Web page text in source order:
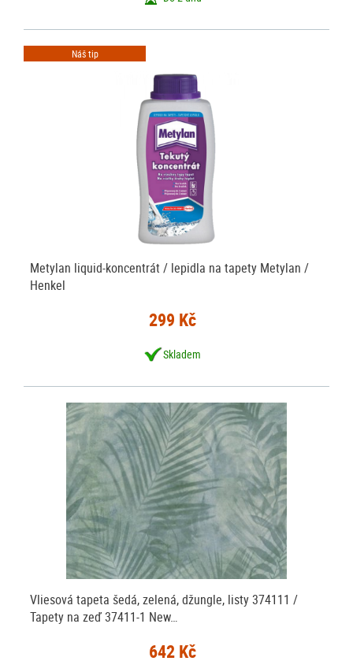
Náš tip
Metylan liquid-koncentrát / lepidla na tapety Metylan /
Henkel
299 Kč
Skladem
Vliesová tapeta šedá, zelená, džungle, listy 374111 /
Tapety na zeď 37411-1 New…
642 Kč